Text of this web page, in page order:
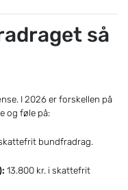
så
I 2026 er forskellen på
og føle på:
bundfradrag.
13.800 kr. i skattefrit